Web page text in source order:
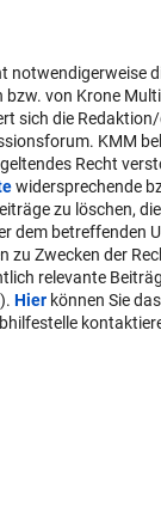
notwendigerweise
von Krone
sich die
KMM
Recht
widersprechende
zu löschen,
dem betreffenden
zu Zwecken der
relevante
). Hier können Sie